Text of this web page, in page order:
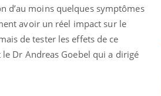
d’au moins quelques symptômes
avoir un réel impact sur le
de tester les effets de ce
Dr Andreas Goebel qui a dirigé